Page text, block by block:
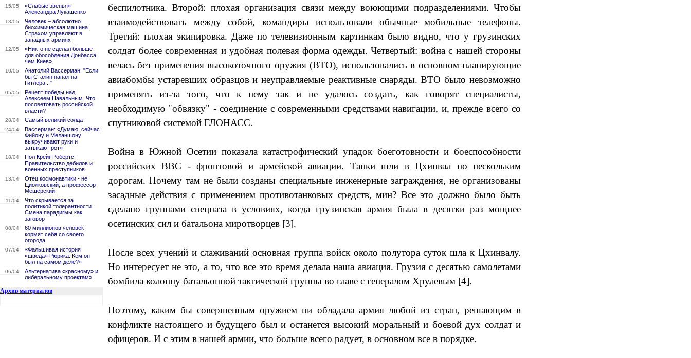
15/05
«Слабые звенья»
Александра Лукашенко
13/05
Человек – абсолютно
биохимическая машина.
Страхом управляют в
западных армиях
12/05
«Никто не сделал больше
для обособления Донбасса,
чем Киев»
10/05
Анатолий Вассерман. "Если
бы Сталин напал на
Гитлера..."
05/05
Рецепт победы над
Алексеем Навальным. Что
посоветовать российской
власти?
28/04 Самый великий солдат
24/04
Вассерман: «Думаю, сейчас
Фийону и Меланшону
выкручивают руки и
затыкают рот»
18/04
Пол Крейг Робертс:
Правительство дебилов и
военных преступников
13/04
Отец космонавтики - не
Циолковский, а профессор
Мещерский
11/04
Что скрывается за
политикой толерантности.
Смена парадигмы как
заговор
08/04
60 миллионов человек
кормят себя со своего
огорода
07/04
«Фальшивая история
«шведа» Рюрика. Кем он
был на самом деле?»
06/04
Альтернатива «красному» и
либеральному проектам»
Архив материалов
беспилотника. Второй: плохая организация связи между воюющими подразделениями. Чтобы
взаимодействовать между собой, командиры использовали обычные мобильные телефоны.
Третий: плохая экипировка. Даже по телевизионным картинкам было видно, что у грузинских
солдат более современная и удобная полевая форма одежды. Четвертый: война с нашей стороны
велась без применения высокоточного оружия (ВТО), использовались в основном планирующие
авиабомбы устаревших образцов и неуправляемые реактивные снаряды. ВТО было невозможно
применять из-за того, что к нему так и не удалось создать, как говорят специалисты,
необходимую "обвязку" - соединение с современными средствами навигации, и, прежде всего со
спутниковой системой ГЛОНАСС.
Война в Южной Осетии показала катастрофический упадок боеготовности и боеспособности
российских ВВС - фронтовой и армейской авиации. Танки шли в Цхинвал по нескольким
дорогам. Почему там не были созданы специальные инженерные заграждения, не организованы
засадные действия с применением противотанковых средств, мин? Все это должно было быть
сделано группами спецназа в условиях, когда грузинская армия была в десятки раз мощнее
осетинских сил и батальона миротворцев [3].
После всех учений и слаживаний основная группа войск около полутора суток шла к Цхинвалу.
Но интересует не это, а то, что все это время делала наша авиация. Грузия с десятью самолетами
бомбила колонну батальонной тактической группы во главе с генералом Хрулевым [4].
Поэтому, каким бы совершенным оружием ни обладала армия любой из стран, решающим в
конфликте настоящего и будущего был и останется высокий моральный и боевой дух солдат и
офицеров. И с этим в нашей армии, что больше всего радует, в основном все в порядке.